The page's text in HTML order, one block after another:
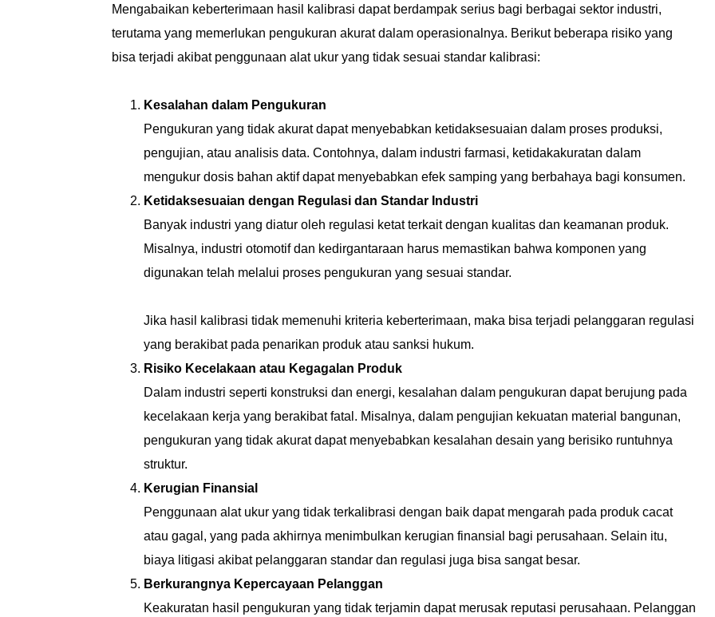
Mengabaikan keberterimaan hasil kalibrasi dapat berdampak serius bagi berbagai sektor industri,
terutama yang memerlukan pengukuran akurat dalam operasionalnya. Berikut beberapa risiko yang
bisa terjadi akibat penggunaan alat ukur yang tidak sesuai standar kalibrasi:
Kesalahan dalam Pengukuran
Pengukuran yang tidak akurat dapat menyebabkan ketidaksesuaian dalam proses produksi,
pengujian, atau analisis data. Contohnya, dalam industri farmasi, ketidakakuratan dalam
mengukur dosis bahan aktif dapat menyebabkan efek samping yang berbahaya bagi konsumen.
Ketidaksesuaian dengan Regulasi dan Standar Industri
Banyak industri yang diatur oleh regulasi ketat terkait dengan kualitas dan keamanan produk.
Misalnya, industri otomotif dan kedirgantaraan harus memastikan bahwa komponen yang
digunakan telah melalui proses pengukuran yang sesuai standar.
Jika hasil kalibrasi tidak memenuhi kriteria keberterimaan, maka bisa terjadi pelanggaran regulasi
yang berakibat pada penarikan produk atau sanksi hukum.
Risiko Kecelakaan atau Kegagalan Produk
Dalam industri seperti konstruksi dan energi, kesalahan dalam pengukuran dapat berujung pada
kecelakaan kerja yang berakibat fatal. Misalnya, dalam pengujian kekuatan material bangunan,
pengukuran yang tidak akurat dapat menyebabkan kesalahan desain yang berisiko runtuhnya
struktur.
Kerugian Finansial
Penggunaan alat ukur yang tidak terkalibrasi dengan baik dapat mengarah pada produk cacat
atau gagal, yang pada akhirnya menimbulkan kerugian finansial bagi perusahaan. Selain itu,
biaya litigasi akibat pelanggaran standar dan regulasi juga bisa sangat besar.
Berkurangnya Kepercayaan Pelanggan
Keakuratan hasil pengukuran yang tidak terjamin dapat merusak reputasi perusahaan. Pelanggan